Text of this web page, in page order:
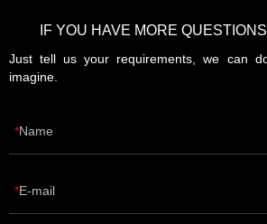
IF YOU HAVE MORE
Just tell us your requirements, we can
imagine.
Name
E-mail